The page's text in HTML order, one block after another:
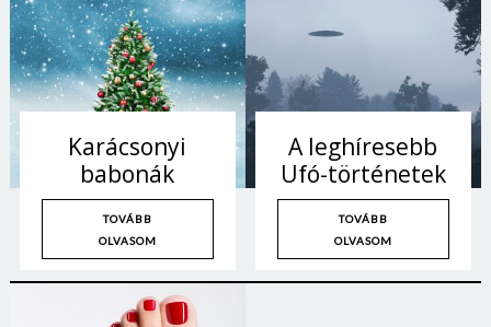
Karácsonyi
babonák
TOVÁBB
OLVASOM
A leghíresebb
Ufó-történetek
TOVÁBB
OLVASOM